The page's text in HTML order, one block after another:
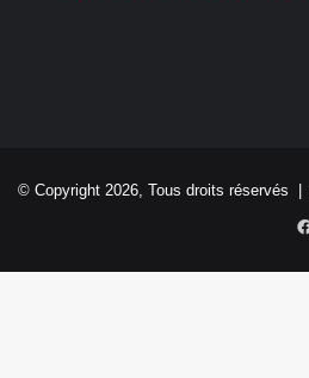
© Copyright 2026, Tous droits réservés |